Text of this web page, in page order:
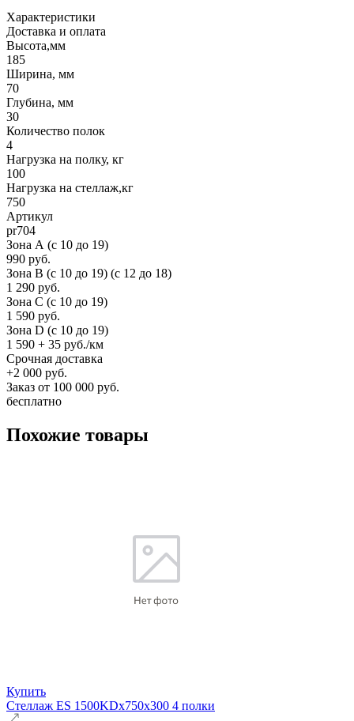
Характеристики
Доставка и оплата
Высота,мм
185
Ширина, мм
70
Глубина, мм
30
Количество полок
4
Нагрузка на полку, кг
100
Нагрузка на стеллаж,кг
750
Артикул
pr704
Зона А (c 10 до 19)
990 руб.
Зона B (c 10 до 19) (c 12 до 18)
1 290 руб.
Зона C (c 10 до 19)
1 590 руб.
Зона D (c 10 до 19)
1 590 + 35 руб./км
Срочная доставка
+2 000 руб.
Заказ от 100 000 руб.
бесплатно
Похожие товары
Купить
Стеллаж ES 1500KDх750x300 4 полки